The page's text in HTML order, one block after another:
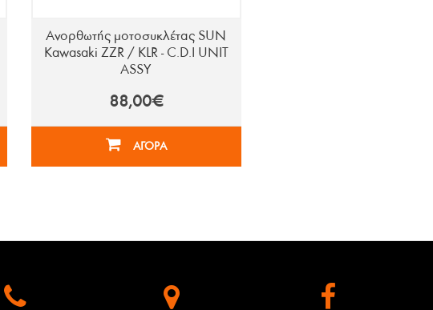
Ανορθωτής μοτοσυκλέτας SUN
Kawasaki ZZR / KLR - C.D.I UNIT
ASSY
88,00€
ΑΓΟΡΑ